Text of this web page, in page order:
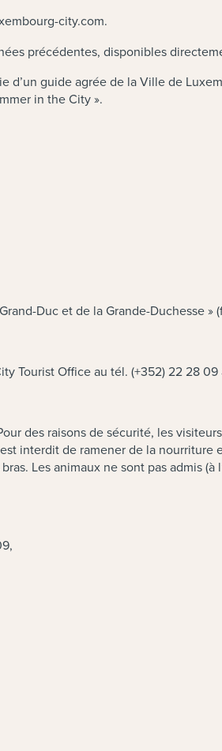
city.com.
précédentes, disponibles
guide agrée de la Ville de
in the City ».
Duc et de la Grande-Duchesse »
Tourist Office au tél. (+352) 22 28 09
des raisons de sécurité, les
interdit de ramener de la
Les animaux ne sont pas admis